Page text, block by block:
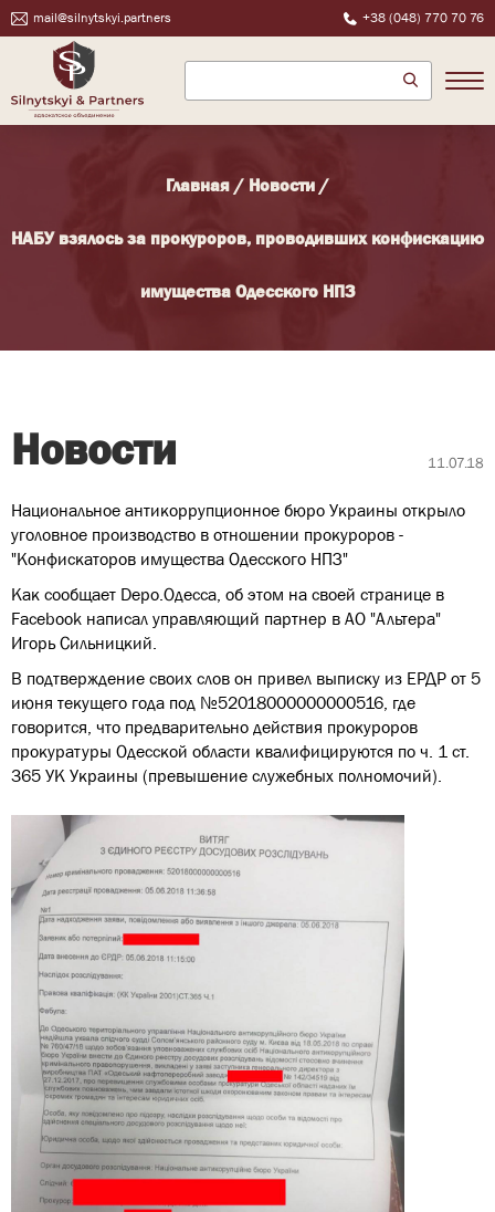
mail@silnytskyi.partners +38 (048) 770 70 76
Главная / Новости /
НАБУ взялось за прокуроров, проводивших конфискацию
имущества Одесского НПЗ
Новости 11.07.18
Национальное антикоррупционное бюро Украины открыло
уголовное производство в отношении прокуроров -
"Конфискаторов имущества Одесского НПЗ"
Как сообщает Depo.Одесса, об этом на своей странице в
Facebook написал управляющий партнер в АО "Альтера"
Игорь Сильницкий.
В подтверждение своих слов он привел выписку из ЕРДР от 5
июня текущего года под №52018000000000516, где
говорится, что предварительно действия прокуроров
прокуратуры Одесской области квалифицируются по ч. 1 ст.
365 УК Украины (превышение служебных полномочий).